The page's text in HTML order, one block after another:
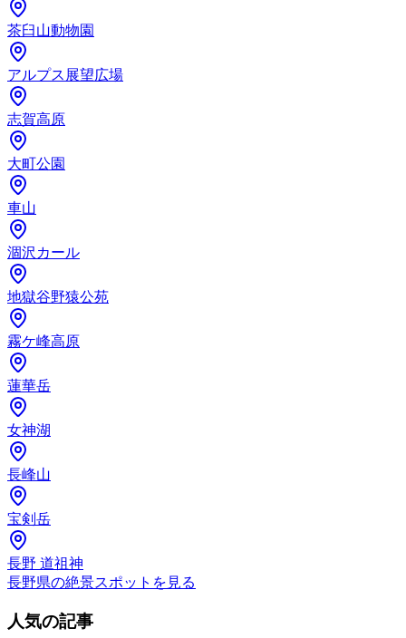
茶臼山動物園
アルプス展望広場
志賀高原
大町公園
車山
涸沢カール
地獄谷野猿公苑
霧ケ峰高原
蓮華岳
女神湖
長峰山
宝剣岳
長野 道祖神
長野県の絶景スポットを見る
人気の記事